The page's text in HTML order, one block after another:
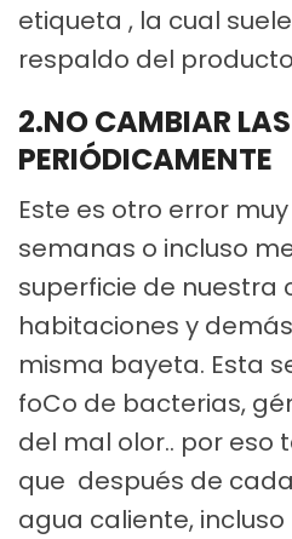
etiqueta , la cual
respaldo del
2.NO CAMBIAR
PERIÓDICAMENTE
Este es otro error
semanas o incluso
superficie de nuestra
habitaciones y
misma bayeta. Esta
foCo de bacterias,
del mal olor.. por eso
que después de
agua caliente,